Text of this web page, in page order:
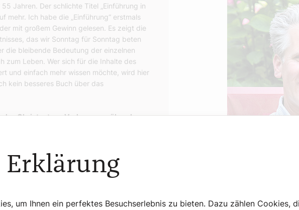
Jahren. Der schlichte Titel „Einführung in
mehr. Ich habe die „Einführung“ erstmals
mit großem Gewinn gelesen. Es zeigt die
das wir Sonntag für Sonntag beten
die bleibende Bedeutung der einzelnen
zum Leben. Wer sich für die Inhalte des
und einfach mehr wissen möchte, wird hier
kein besseres Buch über das
Christentum. Vorlesungen über das
Kösel-Verlag,
EUR 25,70
Erklärung
um Ihnen ein perfektes Besuchserlebnis zu bieten. Dazu zählen Cookies,